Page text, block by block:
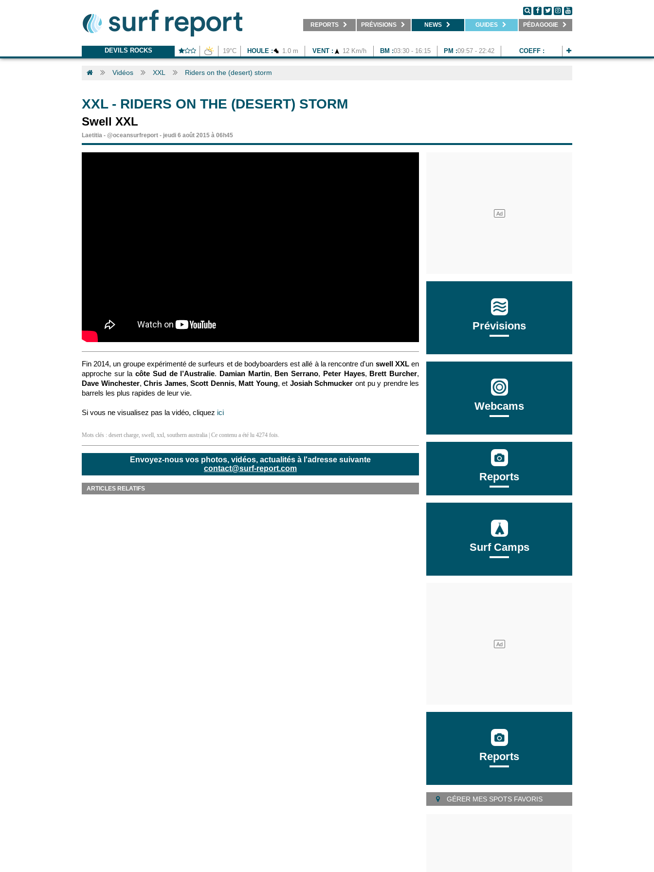
REPORTS PRÉVISIONS NEWS GUIDES PÉDAGOGIE
DEVILS ROCKS 19°C HOULE : 1.0 m VENT : 12 Km/h BM :03:30 - 16:15 PM :09:57 - 22:42 COEFF :
Vidéos XXL Riders on the (desert) storm
XXL- RIDERS ON THE (DESERT) STORM
Swell XXL
Laetitia - @oceansurfreport - jeudi 6 août 2015 à 06h45
Fin 2014, un groupe expérimenté de surfeurs et de bodyboarders est allé à la rencontre d'un swell XXLen
approche sur lacôte Sud de l’Australie. Damian Martin, Ben Serrano, Peter Hayes, Brett Burcher,
Dave Winchester,Chris James,Scott Dennis, Matt Young, et Josiah Schmucker ont pu y prendre les
barrels les plus rapides de leur vie.
Si vous ne visualisez pas la vidéo, cliquez ici
Mots clés : desert charge, swell, xxl, southern australia | Ce contenu a été lu 4274 fois.
Envoyez-nous vos photos, vidéos, actualités à l'adresse suivante
contact@surf-report.com
ARTICLES RELATIFS
Prévisions
Webcams
Reports
Surf Camps
Reports
GÉRER MES SPOTS FAVORIS